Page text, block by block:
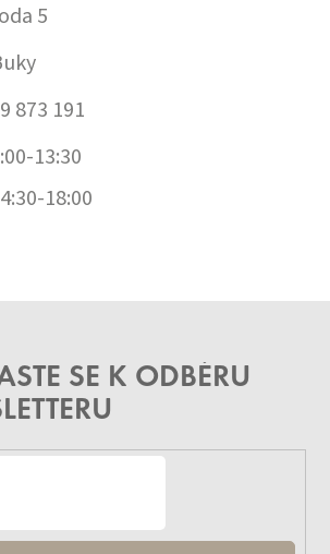
5
873 191
13:30
18:00
SE K ODBĚRU